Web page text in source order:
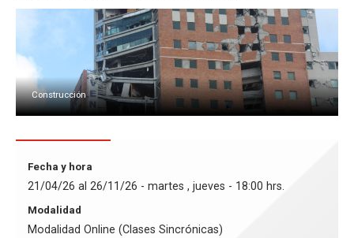
Construcción
Fecha y hora
21/04/26 al 26/11/26 - martes , jueves - 18:00 hrs.
Modalidad
Modalidad Online (Clases Sincrónicas)